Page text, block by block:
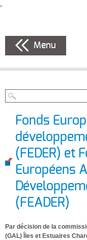
Menu
Fonds
(FEDER) et
Européens
(FEADER)
Par décision de la
(GAL) Îles et Estuaires